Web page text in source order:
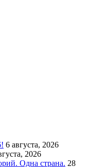
6 августа, 2026
2026
Одна страна. 28